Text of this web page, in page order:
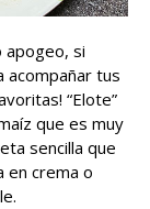
apogeo, si
acompañar tus
“Elote”
que es muy
sencilla que
en crema o